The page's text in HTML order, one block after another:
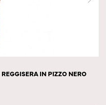
IN PIZZO NERO